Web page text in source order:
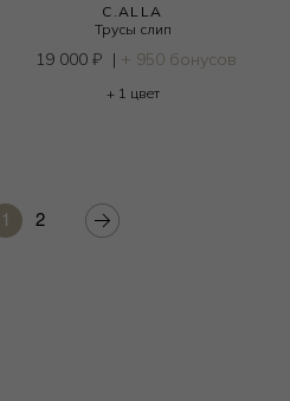
C.ALLA
Трусы слип
19 000 ₽ | + 950 бонусов
+ 1 цвет
1 2